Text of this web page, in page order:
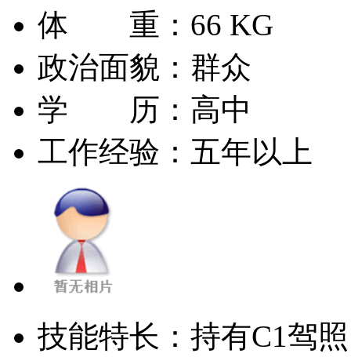
体 重： 66 KG
政治面貌： 群众
学 历： 高中
工作经验： 五年以上
技能特长： 持有C1驾照